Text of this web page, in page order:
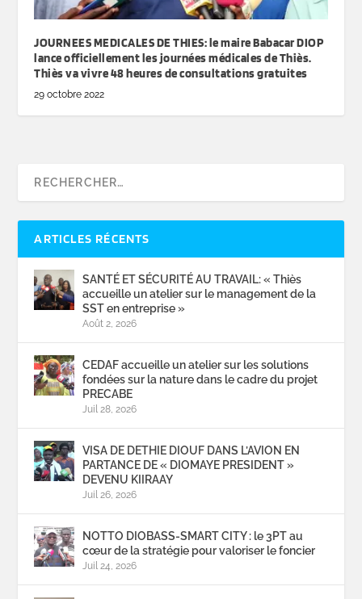
JOURNEES MEDICALES DE THIES: le maire Babacar DIOP
lance officiellement les journées médicales de Thiès.
Thiès va vivre 48 heures de consultations gratuites
29 octobre 2022
ARTICLES RÉCENTS
SANTÉ ET SÉCURITÉ AU TRAVAIL: « Thiès
accueille un atelier sur le management de la
SST en entreprise »
Août 2, 2026
CEDAF accueille un atelier sur les solutions
fondées sur la nature dans le cadre du projet
PRECABE
Juil 28, 2026
VISA DE DETHIE DIOUF DANS L’AVION EN
PARTANCE DE « DIOMAYE PRESIDENT »
DEVENU KIIRAAY
Juil 26, 2026
NOTTO DIOBASS-SMART CITY : le 3PT au
cœur de la stratégie pour valoriser le foncier
Juil 24, 2026